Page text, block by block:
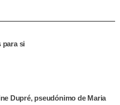
para si
Dupré, pseudónimo de Maria